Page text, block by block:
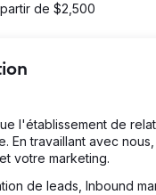
de $2,500
l'établissement de
En travaillant avec
votre marketing.
de leads, Inbound